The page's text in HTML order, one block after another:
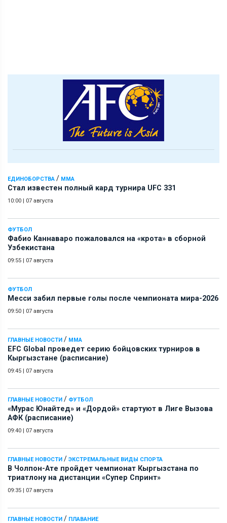
ЕДИНОБОРСТВА / ММА
Стал известен полный кард турнира UFC 331
10:00 | 07 августа
ФУТБОЛ
Фабио Каннаваро пожаловался на «крота» в сборной
Узбекистана
09:55 | 07 августа
ФУТБОЛ
Месси забил первые голы после чемпионата мира-2026
09:50 | 07 августа
ГЛАВНЫЕ НОВОСТИ / ММА
EFC Global проведет серию бойцовских турниров в
Кыргызстане (расписание)
09:45 | 07 августа
ГЛАВНЫЕ НОВОСТИ / ФУТБОЛ
«Мурас Юнайтед» и «Дордой» стартуют в Лиге Вызова
АФК (расписание)
09:40 | 07 августа
ГЛАВНЫЕ НОВОСТИ / ЭКСТРЕМАЛЬНЫЕ ВИДЫ СПОРТА
В Чолпон-Ате пройдет чемпионат Кыргызстана по
триатлону на дистанции «Супер Спринт»
09:35 | 07 августа
ГЛАВНЫЕ НОВОСТИ / ПЛАВАНИЕ